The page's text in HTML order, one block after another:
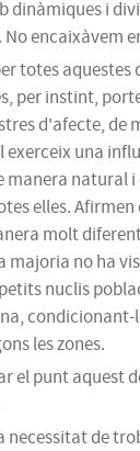
dinàmiques i
encaixàvem
totes aquestes
per instint,
d'afecte, de
una
manera natural
elles.
molt
majoria no ha
nuclis
condicionant-
les zones.
el punt aquest
necessitat de